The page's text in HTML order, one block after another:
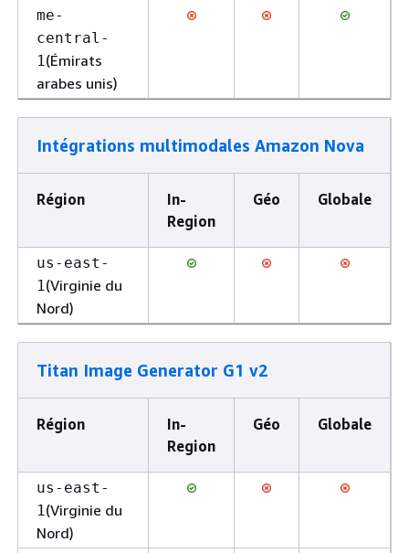
me-
central-
1(Émirats
arabes unis)
Intégrations multimodales Amazon Nova
Région
In-
Region
Géo Globale
us-east-
1(Virginie du
Nord)
Titan Image Generator G1 v2
Région
In-
Region
Géo Globale
us-east-
1(Virginie du
Nord)